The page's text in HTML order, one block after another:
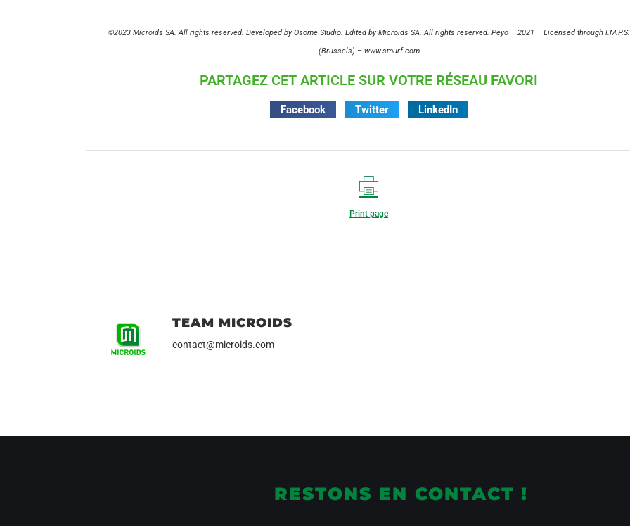
©2023 Microids SA. All rights reserved. Developed by Osome Studio. Edited by Microids SA. All rights reserved. Peyo – 2021 – Licensed through I.M.P.S.
(Brussels) – www.smurf.com
PARTAGEZ CET ARTICLE SUR VOTRE RÉSEAU FAVORI
Facebook Twitter LinkedIn
Print page
TEAM MICROIDS
contact@microids.com
RESTONS EN CONTACT !